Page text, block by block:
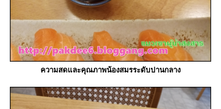
ความสดและคุณภาพน้องสมรระดับปานกลาง